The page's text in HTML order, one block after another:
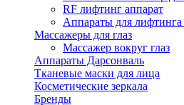
RF лифтинг аппарат
Аппараты для лифтинга
Массажеры для глаз
Массажер вокруг глаз
Аппараты Дарсонваль
Тканевые маски для лица
Косметические зеркала
Бренды